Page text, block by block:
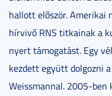
hallott először.
hírvivő RNS titkainak a
nyert támogatást. Egy
kezdett együtt dolgozni
Weissmannal. 2005-